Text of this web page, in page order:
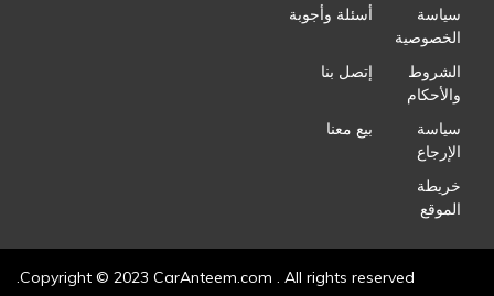
سياسة
الخصوصية
أسئلة وأجوبة
الشروط
والأحكام
إتصل بنا
سياسة
الإرجاع
بيع معنا
خريطة
الموقع
Copyright © 2023 CarAnteem.com . All rights reserved.